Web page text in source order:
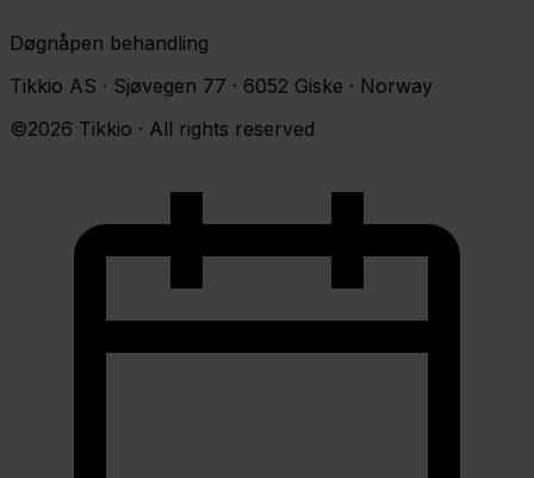
Døgnåpen behandling
Tikkio AS · Sjøvegen 77 · 6052 Giske · Norway
©2026 Tikkio · All rights reserved